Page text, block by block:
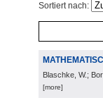
Sortiert nach:
Blaschke, W.;
[more]